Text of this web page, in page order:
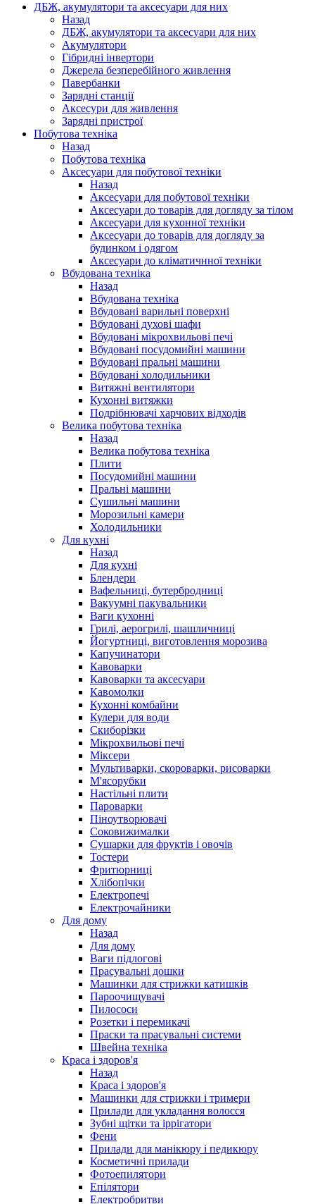
ДБЖ, акумулятори та аксесуари для них
Назад
ДБЖ, акумулятори та аксесуари для них
Акумулятори
Гібридні інвертори
Джерела безперебійного живлення
Павербанки
Зарядні станції
Аксесури для живлення
Зарядні пристрої
Побутова техніка
Назад
Побутова техніка
Аксесуари для побутової техніки
Назад
Аксесуари для побутової техніки
Аксесуари до товарів для догляду за тілом
Аксесуари для кухонної техніки
Аксесуари до товарів для догляду за
будинком і одягом
Аксесуари до кліматичнної техніки
Вбудована техніка
Назад
Вбудована техніка
Вбудовані варильні поверхні
Вбудовані духові шафи
Вбудовані мікрохвильові печі
Вбудовані посудомийні машини
Вбудовані пральні машини
Вбудовані холодильники
Витяжні вентилятори
Кухонні витяжки
Подрібнювачі харчових відходів
Велика побутова техніка
Назад
Велика побутова техніка
Плити
Посудомийні машини
Пральні машини
Сушильні машини
Морозильні камери
Холодильники
Для кухні
Назад
Для кухні
Блендери
Вафельниці, бутербродниці
Вакуумні пакувальники
Ваги кухонні
Грилі, аерогрилі, шашличниці
Йогуртниці, виготовлення морозива
Капучинатори
Кавоварки
Кавоварки та аксесуари
Кавомолки
Кухонні комбайни
Кулери для води
Скиборізки
Мікрохвильові печі
Міксери
Мультиварки, скороварки, рисоварки
М'ясорубки
Настільні плити
Пароварки
Піноутворювачі
Соковижималки
Сушарки для фруктів і овочів
Тостери
Фритюрниці
Хлібопічки
Електропечі
Електрочайники
Для дому
Назад
Для дому
Ваги підлогові
Прасувальні дошки
Машинки для стрижки катишків
Пароочищувачі
Пилососи
Розетки і перемикачі
Праски та прасувальні системи
Швейна техніка
Краса і здоров'я
Назад
Краса і здоров'я
Машинки для стрижки і тримери
Прилади для укладання волосся
Зубні щітки та іррігатори
Фени
Прилади для манікюру і педикюру
Косметичні прилади
Фотоепилятори
Епілятори
Електробритви